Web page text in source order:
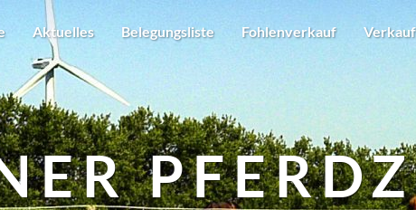
Aktuelles Belegungsliste Fohlenverkauf